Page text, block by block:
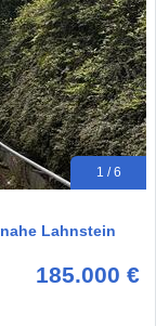
1 / 6
Lahnstein
185.000 €